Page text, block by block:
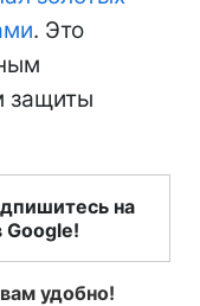
. Это
защиты
на
Google!
удобно!